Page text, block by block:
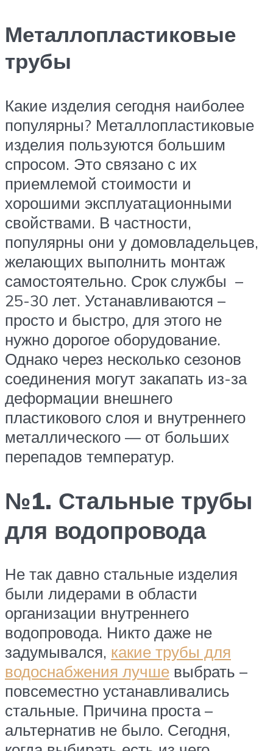
Металлопластиковые
трубы
Какие изделия сегодня наиболее
популярны? Металлопластиковые
изделия пользуются большим
спросом. Это связано с их
приемлемой стоимости и
хорошими эксплуатационными
свойствами. В частности,
популярны они у домовладельцев,
желающих выполнить монтаж
самостоятельно. Срок службы –
25-30 лет. Устанавливаются –
просто и быстро, для этого не
нужно дорогое оборудование.
Однако через несколько сезонов
соединения могут закапать из-за
деформации внешнего
пластикового слоя и внутреннего
металлического — от больших
перепадов температур.
№1. Стальные трубы
для водопровода
Не так давно стальные изделия
были лидерами в области
организации внутреннего
водопровода. Никто даже не
задумывался, какие трубы для
водоснабжения лучше выбрать –
повсеместно устанавливались
стальные. Причина проста –
альтернатив не было. Сегодня,